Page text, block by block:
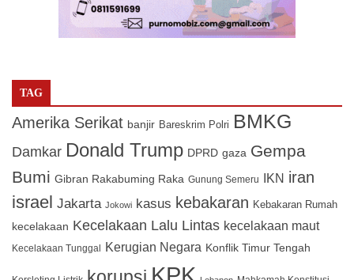
TAG
Amerika Serikat banjir Bareskrim Polri BMKG
Damkar Donald Trump DPRD gaza Gempa
Bumi Gibran Rakabuming Raka Gunung Semeru IKN iran
israel Jakarta Jokowi kasus kebakaran Kebakaran Rumah
kecelakaan Kecelakaan Lalu Lintas kecelakaan maut
Kecelakaan Tunggal Kerugian Negara Konflik Timur Tengah